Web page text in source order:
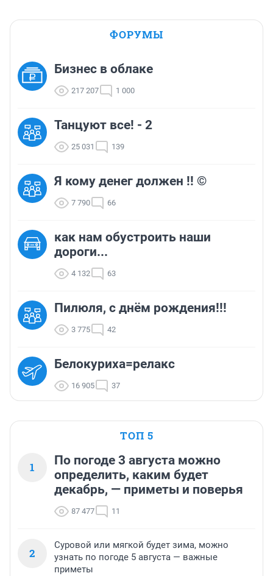
ФОРУМЫ
Бизнес в облаке
217 207 1 000
Танцуют все! - 2
25 031 139
Я кому денег должен !! ©
7 790 66
как нам обустроить наши
дороги...
4 132 63
Пилюля, с днём рождения!!!
3 775 42
Белокуриха=релакс
16 905 37
ТОП 5
1
По погоде 3 августа можно
определить, каким будет
декабрь, — приметы и поверья
87 477 11
2
Суровой или мягкой будет зима, можно
узнать по погоде 5 августа — важные
приметы